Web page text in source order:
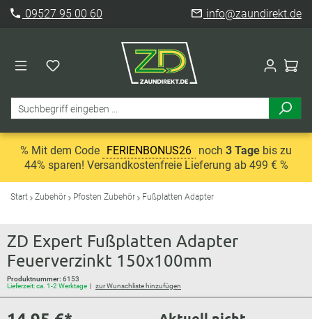
09527 95 00 60 info@zaundirekt.de
% Mit dem Code FERIENBONUS26 noch 3 Tage bis zu
44% sparen! Versandkostenfreie Lieferung ab 499 € %
Start Zubehör Pfosten Zubehör Fußplatten Adapter
ZD Expert Fußplatten Adapter
Feuerverzinkt 150x100mm
Produktnummer: 6153
Lieferzeit: ca. 1-2 Werktage
zur Wunschliste hinzufügen